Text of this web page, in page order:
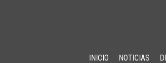
INICIO NOTICIAS